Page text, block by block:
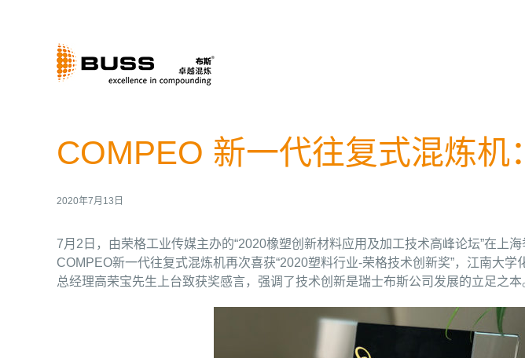
COMPEO 新一代往复式混炼机
2020年7月13日
7月2日，由荣格工业传媒主办的“2020橡塑创新材料应用及加工技术高峰论坛”在
COMPEO新一代往复式混炼机再次喜获“2020塑料行业-荣格技术创新奖”，江南大
总经理高荣宝先生上台致获奖感言，强调了技术创新是瑞士布斯公司发展的立足之本